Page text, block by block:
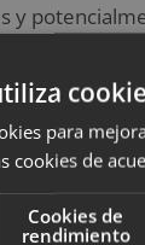
y
especificado.
tanpara
cookies de
Cookies de
rendimiento